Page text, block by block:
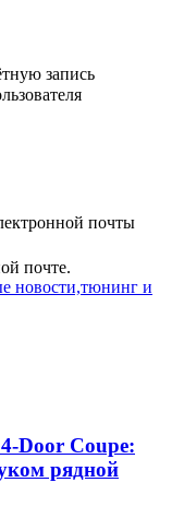
запись
почты
почте.
новости,тюнинг и
Door Coupe:
рядной